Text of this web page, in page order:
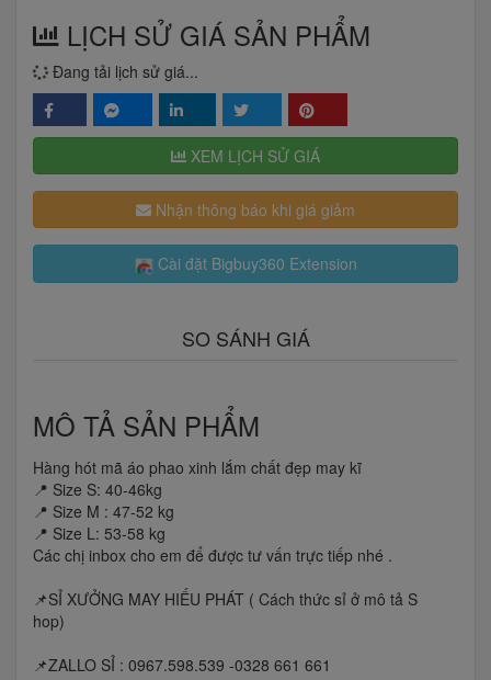
LỊCH SỬ GIÁ SẢN PHẨM
Đang tải lịch sử giá...
XEM LỊCH SỬ GIÁ
Nhận thông báo khi giá giảm
Cài đặt Bigbuy360 Extension
SO SÁNH GIÁ
MÔ TẢ SẢN PHẨM
Hàng hót mã áo phao xinh lắm chất đẹp may kĩ
📍 Size S: 40-46kg
📍 Size M : 47-52 kg
📍 Size L: 53-58 kg
Các chị inbox cho em để được tư vấn trực tiếp nhé .
📌SỈ XƯỞNG MAY HIẾU PHÁT ( Cách thức sỉ ở mô tả S
hop)
📌ZALLO SỈ : 0967.598.539 -0328 661 661